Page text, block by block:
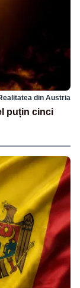
din Austria
puțin cinci